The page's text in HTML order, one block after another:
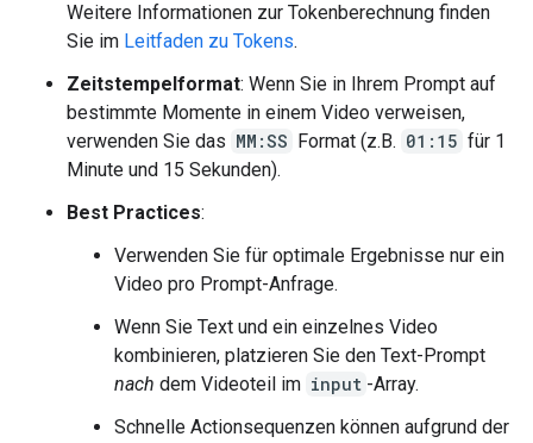
Weitere Informationen zur Tokenberechnung finden
Sie im Leitfaden zu Tokens.
Zeitstempelformat: Wenn Sie in Ihrem Prompt auf
bestimmte Momente in einem Video verweisen,
verwenden Sie das MM:SS Format (z.B. 01:15 für 1
Minute und 15 Sekunden).
Best Practices:
Verwenden Sie für optimale Ergebnisse nur ein
Video pro Prompt-Anfrage.
Wenn Sie Text und ein einzelnes Video
kombinieren, platzieren Sie den Text-Prompt
nach dem Videoteil im input -Array.
Schnelle Actionsequenzen können aufgrund der